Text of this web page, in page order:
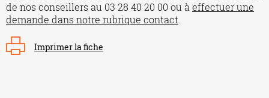
de nos conseillers au 03 28 40 20 00 ou àeffectuer une
demande dans notre rubrique contact.
Imprimer la fiche